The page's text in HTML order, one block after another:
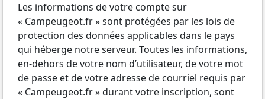
Les informations de votre compte sur
« Campeugeot.fr » sont protégées par les lois de
protection des données applicables dans le pays
qui héberge notre serveur. Toutes les informations,
en-dehors de votre nom d’utilisateur, de votre mot
de passe et de votre adresse de courriel requis par
« Campeugeot.fr » durant votre inscription, sont